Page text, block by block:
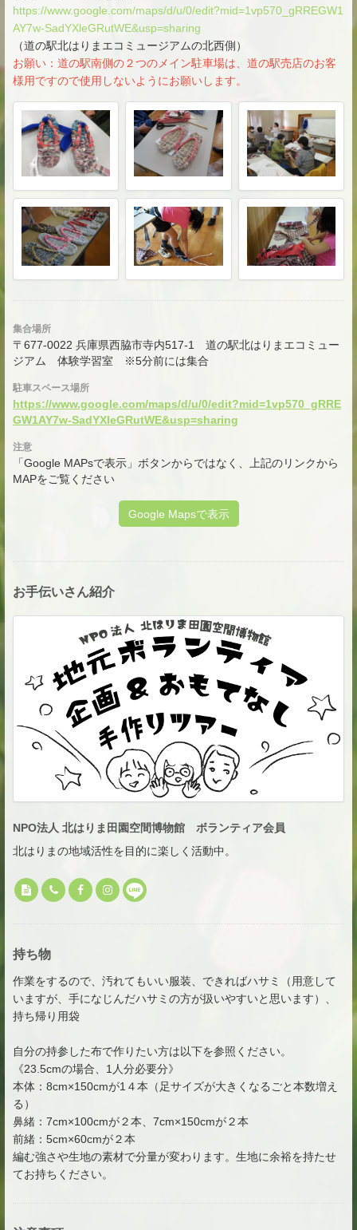
https://www.google.com/maps/d/u/0/edit?mid=1vp570_gRREGW1
AY7w-SadYXleGRutWE&usp=sharing
（道の駅北はりまエコミュージアムの北西側）
お願い：道の駅南側の２つのメイン駐車場は、道の駅売店のお客
様用ですので使用しないようにお願いします。
集合場所
〒677-0022 兵庫県西脇市寺内517-1 道の駅北はりまエコミュー
ジアム 体験学習室 ※5分前には集合
駐車スペース場所
https://www.google.com/maps/d/u/0/edit?mid=1vp570_gRRE
GW1AY7w-SadYXleGRutWE&usp=sharing
注意
「Google MAPsで表示」ボタンからではなく、上記のリンクから
MAPをご覧ください
Google Mapsで表示
お手伝いさん紹介
NPO法人 北はりま田園空間博物館 ボランティア会員
北はりまの地域活性を目的に楽しく活動中。
持ち物
作業をするので、汚れてもいい服装、できればハサミ（用意して
いますが、手になじんだハサミの方が扱いやすいと思います）、
持ち帰り用袋
自分の持参した布で作りたい方は以下を参照ください。
《23.5cmの場合、1人分必要分》
本体：8cm×150cmが1４本（足サイズが大きくなるごと本数増え
る）
鼻緒：7cm×100cmが２本、7cm×150cmが２本
前緒：5cm×60cmが２本
編む強さや生地の素材で分量が変わります。生地に余裕を持たせ
てお持ちください。